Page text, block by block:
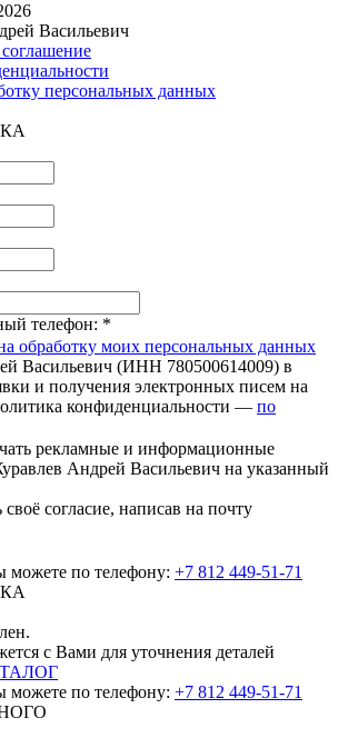
Васильевич
соглашение
персональных данных
телефон: *
обработку моих персональных данных
Васильевич (ИНН 780500614009) в
и получения электронных писем на
конфиденциальности — по
рекламные и информационные
Андрей Васильевич на указанный
согласие, написав на почту
можете по телефону: +7 812 449-51-71
с Вами для уточнения деталей
можете по телефону: +7 812 449-51-71